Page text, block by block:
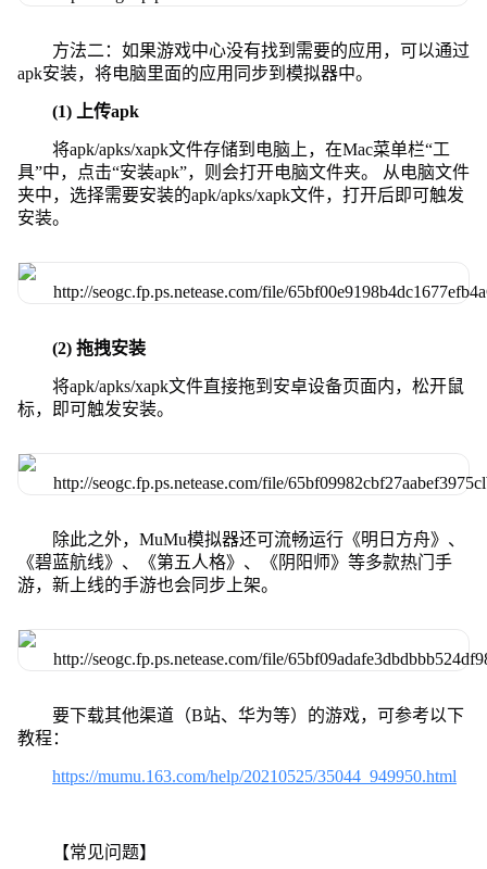
方法二：如果游戏中心没有找到需要的应用，可以通过
apk安装，将电脑里面的应用同步到模拟器中。
(1) 上传apk
将apk/apks/xapk文件存储到电脑上，在Mac菜单栏“工
具”中，点击“安装apk”，则会打开电脑文件夹。 从电脑文件
夹中，选择需要安装的apk/apks/xapk文件，打开后即可触发
安装。
(2) 拖拽安装
将apk/apks/xapk文件直接拖到安卓设备页面内，松开鼠
标，即可触发安装。
除此之外，MuMu模拟器还可流畅运行《明日方舟》、
《碧蓝航线》、《第五人格》、《阴阳师》等多款热门手
游，新上线的手游也会同步上架。
要下载其他渠道（B站、华为等）的游戏，可参考以下
教程：
https://mumu.163.com/help/20210525/35044_949950.html
【常见问题】